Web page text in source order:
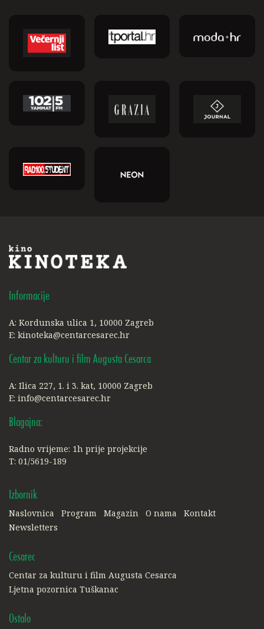
Informacije
A: Kordunska ulica 1, 10000 Zagreb
E: kinoteka@centarcesarec.hr
Centar za kulturu i film Augusta Cesarca
A: Ilica 227, 1. i 3. kat, 10000 Zagreb
E: info@centarcesarec.hr
Blagajna:
Radno vrijeme: 1h prije projekcije
T: 01/5619-189
Izbornik
Naslovnica Program Magazin O nama
Kontakt
Newsletters
Cesarec
Centar za kulturu i film Augusta Cesarca
Ljetna pozornica Tuškanac
Ostalo